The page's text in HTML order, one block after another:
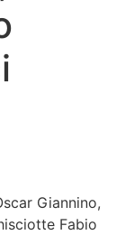
Giannino,
Fabio